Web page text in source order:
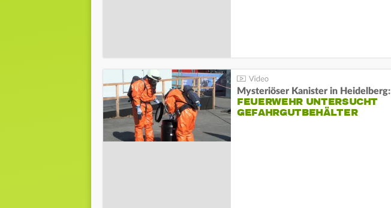
Mysteriöser Kanister in Heidelberg:
FEUERWEHR UNTERSUCHT
GEFAHRGUTBEHÄLTER